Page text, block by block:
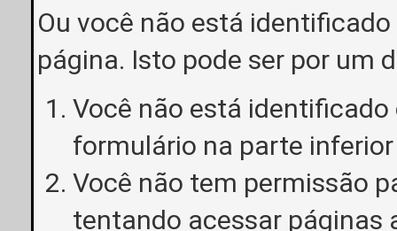
Ou você não está
página. Isto pode ser por um
Você não está
formulário na parte
Você não tem permissão
tentando acessar páginas